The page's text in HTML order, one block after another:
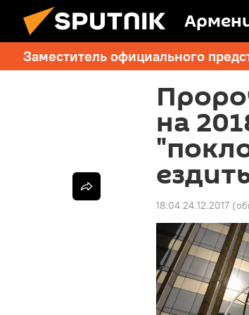
Заместитель официального
на
18:04 24.12.2017